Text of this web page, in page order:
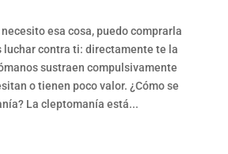
esa cosa, puedo comprarla
luchar contra ti: directamente te la
sustraen compulsivamente
o tienen poco valor. ¿Cómo se
La cleptomanía está...